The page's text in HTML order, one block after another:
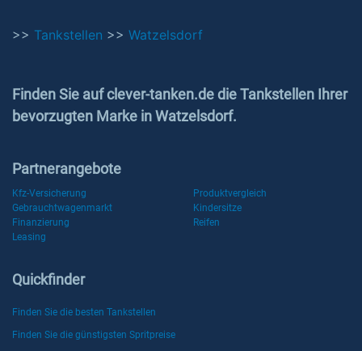
>> Tankstellen >> Watzelsdorf
Finden Sie auf clever-tanken.de die Tankstellen Ihrer
bevorzugten Marke in Watzelsdorf.
Partnerangebote
Kfz-Versicherung
Produktvergleich
Gebrauchtwagenmarkt
Kindersitze
Finanzierung
Reifen
Leasing
Quickfinder
Finden Sie die besten Tankstellen
Finden Sie die günstigsten Spritpreise